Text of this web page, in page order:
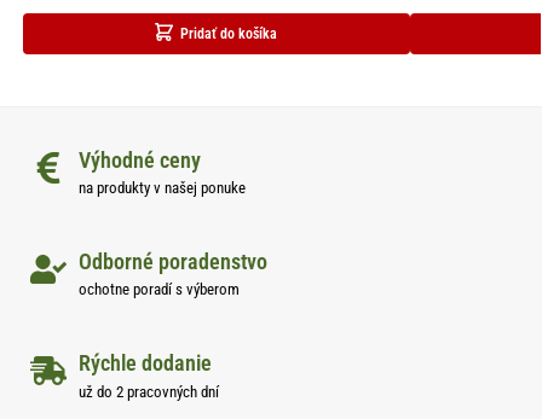
Pridať do košíka
Výhodné ceny
na produkty v našej ponuke
Odborné poradenstvo
ochotne poradí s výberom
Rýchle dodanie
už do 2 pracovných dní